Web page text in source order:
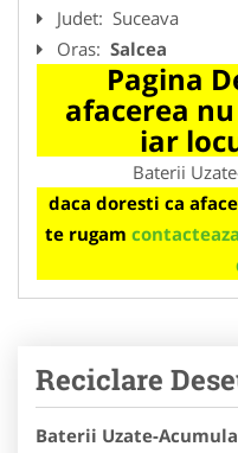
Judet: Suceava
Oras: Salcea
Pagina
afacerea
iar
Baterii
daca doresti ca
te rugam
Reciclare
Baterii Uzate-